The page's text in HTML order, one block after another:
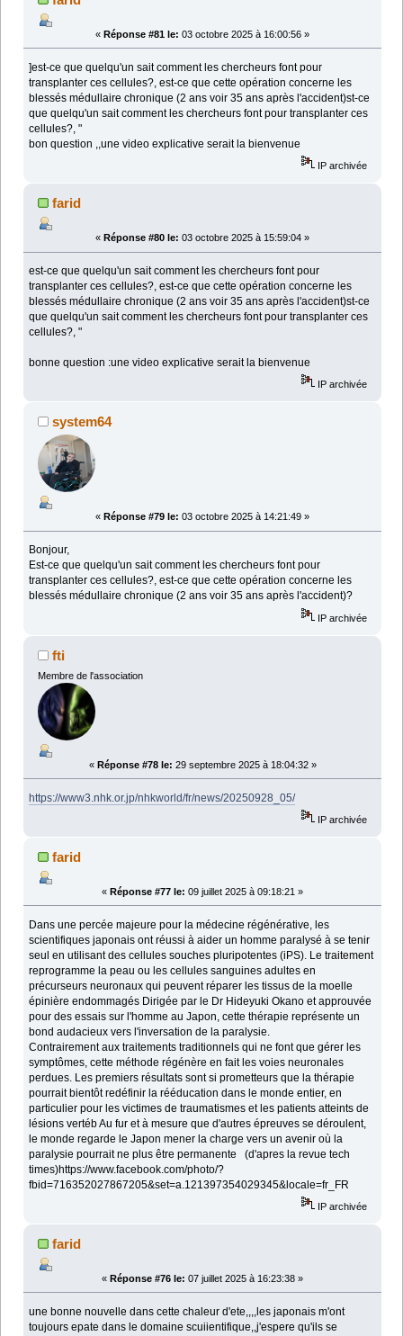
« Réponse #81 le: 03 octobre 2025 à 16:00:56 »
]est-ce que quelqu'un sait comment les chercheurs font pour
transplanter ces cellules?, est-ce que cette opération concerne les
blessés médullaire chronique (2 ans voir 35 ans après l'accident)st-ce
que quelqu'un sait comment les chercheurs font pour transplanter ces
cellules?, "
bon question ,,une video explicative serait la bienvenue
IP archivée
farid
« Réponse #80 le: 03 octobre 2025 à 15:59:04 »
est-ce que quelqu'un sait comment les chercheurs font pour
transplanter ces cellules?, est-ce que cette opération concerne les
blessés médullaire chronique (2 ans voir 35 ans après l'accident)st-ce
que quelqu'un sait comment les chercheurs font pour transplanter ces
cellules?, "
bonne question :une video explicative serait la bienvenue
IP archivée
system64
« Réponse #79 le: 03 octobre 2025 à 14:21:49 »
Bonjour,
Est-ce que quelqu'un sait comment les chercheurs font pour
transplanter ces cellules?, est-ce que cette opération concerne les
blessés médullaire chronique (2 ans voir 35 ans après l'accident)?
IP archivée
fti
Membre de l'association
« Réponse #78 le: 29 septembre 2025 à 18:04:32 »
https://www3.nhk.or.jp/nhkworld/fr/news/20250928_05/
IP archivée
farid
« Réponse #77 le: 09 juillet 2025 à 09:18:21 »
Dans une percée majeure pour la médecine régénérative, les
scientifiques japonais ont réussi à aider un homme paralysé à se tenir
seul en utilisant des cellules souches pluripotentes (iPS). Le traitement
reprogramme la peau ou les cellules sanguines adultes en
précurseurs neuronaux qui peuvent réparer les tissus de la moelle
épinière endommagés Dirigée par le Dr Hideyuki Okano et approuvée
pour des essais sur l'homme au Japon, cette thérapie représente un
bond audacieux vers l'inversation de la paralysie.
Contrairement aux traitements traditionnels qui ne font que gérer les
symptômes, cette méthode régénère en fait les voies neuronales
perdues. Les premiers résultats sont si prometteurs que la thérapie
pourrait bientôt redéfinir la rééducation dans le monde entier, en
particulier pour les victimes de traumatismes et les patients atteints de
lésions vertéb Au fur et à mesure que d'autres épreuves se déroulent,
le monde regarde le Japon mener la charge vers un avenir où la
paralysie pourrait ne plus être permanente (d'apres la revue tech
times)https://www.facebook.com/photo/?
fbid=716352027867205&set=a.121397354029345&locale=fr_FR
IP archivée
farid
« Réponse #76 le: 07 juillet 2025 à 16:23:38 »
une bonne nouvelle dans cette chaleur d'ete,,,,les japonais m'ont
toujours epate dans le domaine scuiientifique,,j'espere qu'ils se